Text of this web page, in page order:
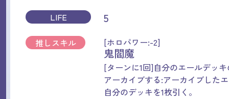
LIFE 5
推しスキル [ホロパワー:-2]
鬼閻魔
[ターンに1回]自分のエールデッ
アーカイブする:アーカイブした
自分のデッキを1枚引く。